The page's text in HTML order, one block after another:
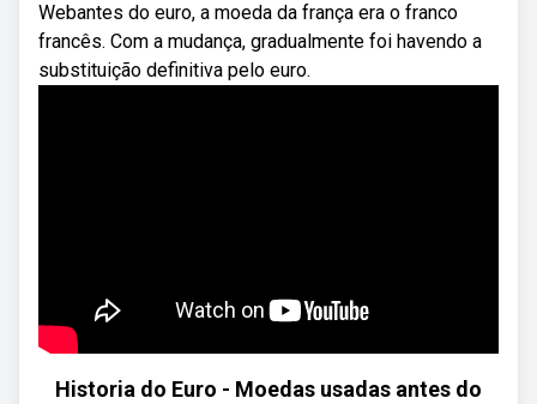
Webantes do euro, a moeda da frança era o franco
francês. Com a mudança, gradualmente foi havendo a
substituição definitiva pelo euro.
Historia do Euro - Moedas usadas antes do